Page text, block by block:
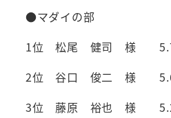
●マダイの部
1位 松尾 健司 様
2位 谷口 俊二 様
3位 藤原 裕也 様